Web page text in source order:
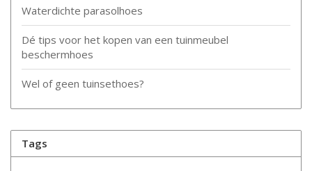
Waterdichte parasolhoes
Dé tips voor het kopen van een tuinmeubel
beschermhoes
Wel of geen tuinsethoes?
Tags